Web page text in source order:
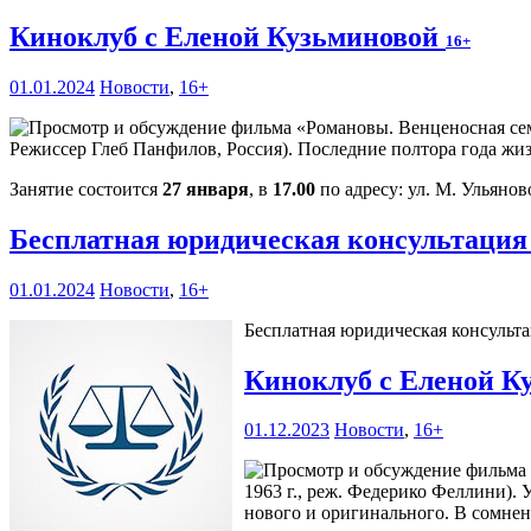
Киноклуб с Еленой Кузьминовой 16+
01.01.2024 Новости, 16+
Режиссер Глеб Панфилов, Россия). Последние полтора года
Занятие состоится 27 января, в 17.00 по адресу: ул. М.
Бесплатная юридическая
01.01.2024 Новости, 16+
Бесплатная юридическая
Киноклуб с Еленой
01.12.2023 Новости, 16+
1963 г., реж. Федерико Феллини).
нового и оригинального. В